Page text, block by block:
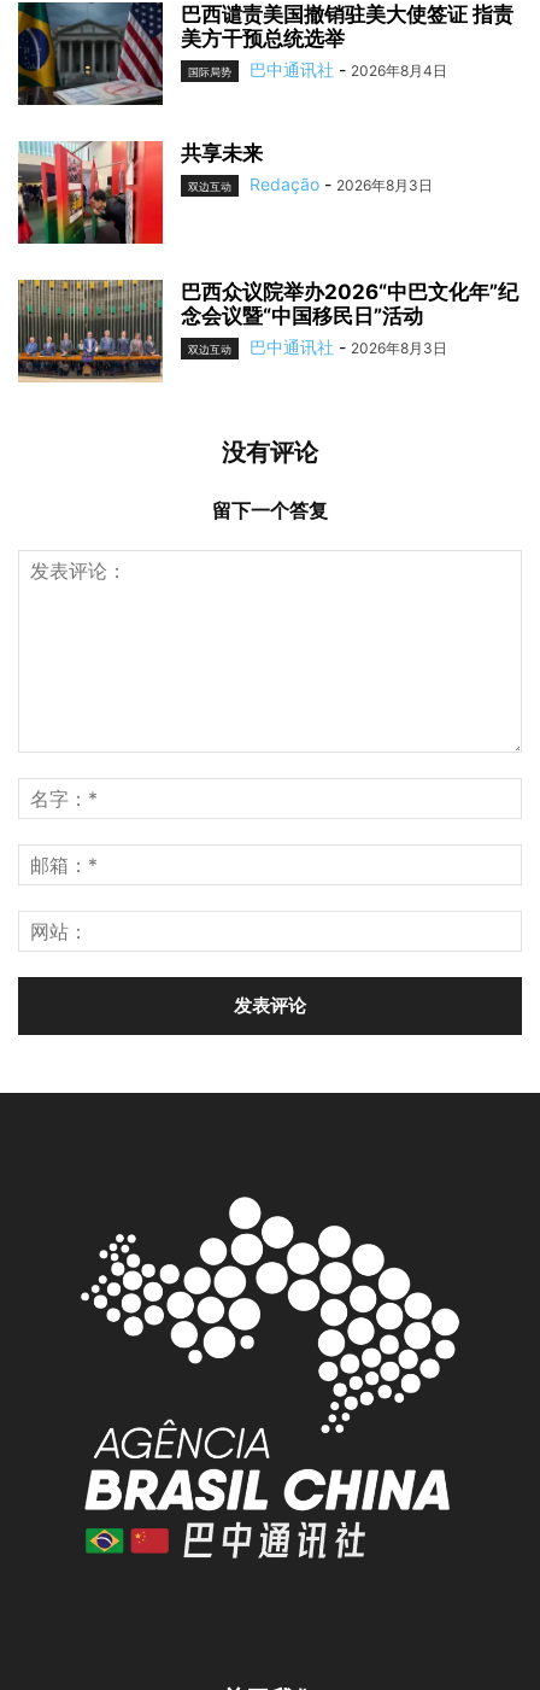
巴西谴责美国撤销驻美大使签证 指责
美方干预总统选举
国际局势 巴中通讯社 - 2026年8月4日
共享未来
双边互动 Redação - 2026年8月3日
巴西众议院举办2026“中巴文化年”纪
念会议暨“中国移民日”活动
双边互动 巴中通讯社 - 2026年8月3日
没有评论
留下一个答复